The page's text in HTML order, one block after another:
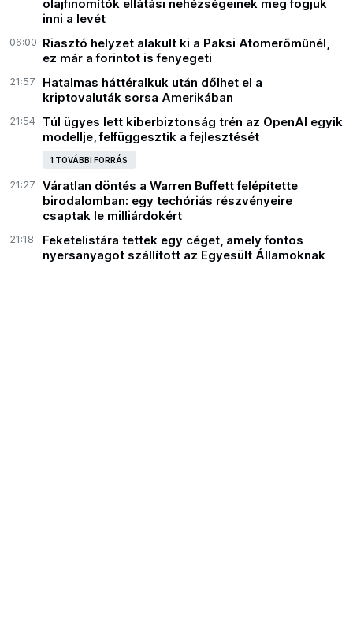
olajfinomítók ellátási nehézségeinek meg fogjuk
inni a levét
06:00 Riasztó helyzet alakult ki a Paksi Atomerőműnél,
ez már a forintot is fenyegeti
21:57
Hatalmas háttéralkuk után dőlhet el a
kriptovaluták sorsa Amerikában
21:54
Túl ügyes lett kiberbiztonság trén az OpenAI egyik
modellje, felfüggesztik a fejlesztését
1 TOVÁBBI FORRÁS
21:27
Váratlan döntés a Warren Buffett felépítette
birodalomban: egy techóriás részvényeire
csaptak le milliárdokért
21:18
Feketelistára tettek egy céget, amely fontos
nyersanyagot szállított az Egyesült Államoknak